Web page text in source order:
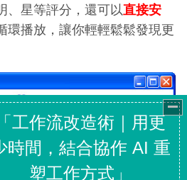
、星等評分，還可以直接安
環播放，讓你輕輕鬆鬆發現更